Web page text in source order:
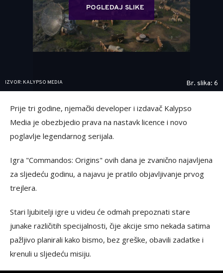
POGLEDAJ SLIKE
IZVOR: KALYPSO MEDIA Br. slika: 6
Prije tri godine, njemački developer i izdavač Kalypso
Media je obezbjedio prava na nastavk licence i novo
poglavlje legendarnog serijala.
Igra "Commandos: Origins" ovih dana je zvanično najavljena
za sljedeću godinu, a najavu je pratilo objavljivanje prvog
trejlera.
Stari ljubitelji igre u videu će odmah prepoznati stare
junake različitih specijalnosti, čije akcije smo nekada satima
pažljivo planirali kako bismo, bez greške, obavili zadatke i
krenuli u sljedeću misiju.